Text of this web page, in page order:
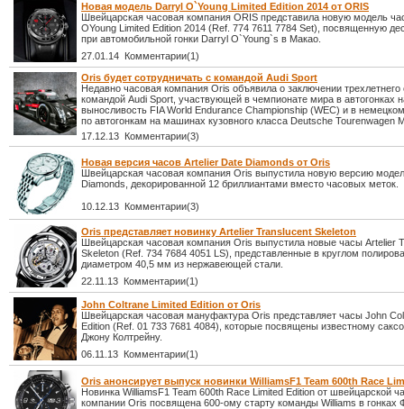
Новая модель Darryl O`Young Limited Edition 2014 от ORIS
Швейцарская часовая компания ORIS представила новую модель
OYoung Limited Edition 2014 (Ref. 774 7611 7784 Set), посвященную
при автомобильной гонки Darryl O`Young`s в Макао.
27.01.14 Комментарии(1)
Oris будет сотрудничать с командой Audi Sport
Недавно часовая компания Oris объявила о заключении трехлетнего
командой Audi Sport, участвующей в чемпионате мира в автогонках
выносливость FIA World Endurance Championship (WEC) и в
по автогонкам на машинах кузовного класса Deutsche Tourenwagen
17.12.13 Комментарии(3)
Новая версия часов Artelier Date Diamonds от Oris
Швейцарская часовая компания Oris выпустила новую версию
Diamonds, декорированной 12 бриллиантами вместо часовых меток.
10.12.13 Комментарии(3)
Oris представляет новинку Artelier Translucent Skeleton
Швейцарская часовая компания Oris выпустила новые часы Artelier
Skeleton (Ref. 734 7684 4051 LS), представленные в круглом
диаметром 40,5 мм из нержавеющей стали.
22.11.13 Комментарии(1)
John Coltrane Limited Edition от Oris
Швейцарская часовая мануфактура Oris представляет часы John
Edition (Ref. 01 733 7681 4084), которые посвящены известному
Джону Колтрейну.
06.11.13 Комментарии(1)
Oris анонсирует выпуск новинки WilliamsF1 Team 600th Race
Новинка WilliamsF1 Team 600th Race Limited Edition от швейцарской
компании Oris посвящена 600-ому старту команды Williams в гонках